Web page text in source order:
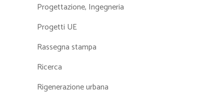
Progettazione, Ingegneria
Progetti UE
Rassegna stampa
Ricerca
Rigenerazione urbana